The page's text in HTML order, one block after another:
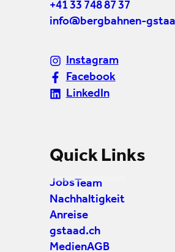
+41 33 748 87 37
info@bergbahnen-
Instagram
Facebook
LinkedIn
Quick Links
Jobs Team
Nachhaltigkeit
Anreise
gstaad.ch
MedienAGB